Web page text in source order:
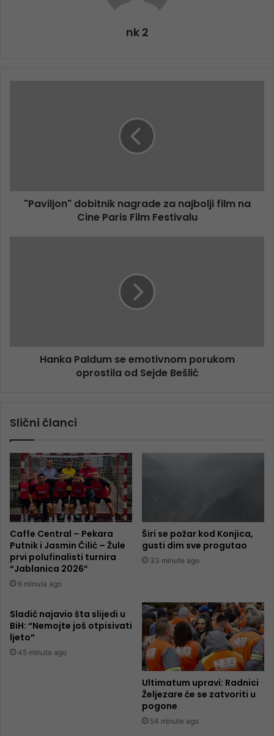
nk 2
"Paviljon" dobitnik nagrade za najbolji film na
Cine Paris Film Festivalu
Hanka Paldum se emotivnom porukom
oprostila od Sejde Bešlić
Slični članci
Caffe Central – Pekara
Putnik i Jasmin Čilić – Žule
prvi polufinalisti turnira
“Jablanica 2026”
6 minuta ago
Širi se požar kod Konjica,
gusti dim sve progutao
33 minute ago
Sladić najavio šta slijedi u
BiH: “Nemojte još otpisivati
ljeto”
45 minuta ago
Ultimatum upravi: Radnici
Željezare će se zatvoriti u
pogone
54 minute ago